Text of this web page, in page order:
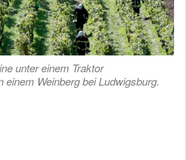
unter einem Traktor
einem Weinberg bei Ludwigsburg.